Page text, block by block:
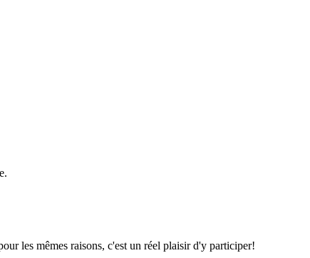
les mêmes raisons, c'est un réel plaisir d'y participer!